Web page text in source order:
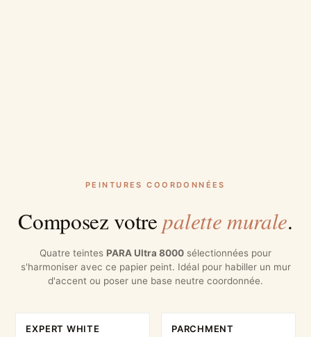
PEINTURES COORDONNÉES
Composez votrepalette murale.
Quatre teintes PARA Ultra 8000 sélectionnées pour
s'harmoniser avec ce papier peint. Idéal pour habiller un mur
d'accent ou poser une base neutre coordonnée.
EXPERT WHITE PARCHMENT